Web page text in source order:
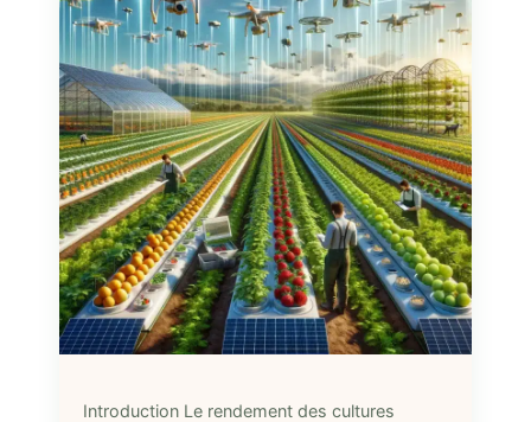
Introduction Le rendement des cultures